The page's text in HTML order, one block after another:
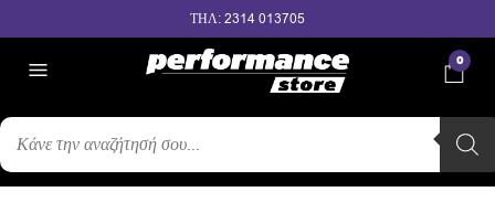
ΤΗΛ: 2314 013705
0
ΑΝΑΖΉΤΗΣΗ
ΠΡΟΪΌΝΤΩΝ